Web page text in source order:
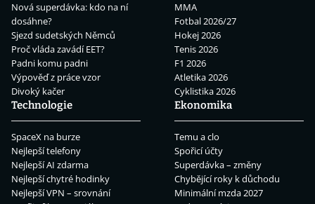
Nová superdávka: kdo na ní
dosáhne?
Sjezd sudetských Němců
Proč vláda zavádí EET?
Padni komu padni
Výpověď z práce vzor
Divoký kačer
MMA
Fotbal 2026/27
Hokej 2026
Tenis 2026
F1 2026
Atletika 2026
Cyklistika 2026
Technologie
SpaceX na burze
Nejlepší telefony
Nejlepší AI zdarma
Nejlepší chytré hodinky
Nejlepší VPN – srovnání
Ekonomika
Temu a clo
Spořicí účty
Superdávka – změny
Chybějící roky k důchodu
Minimální mzda 2027